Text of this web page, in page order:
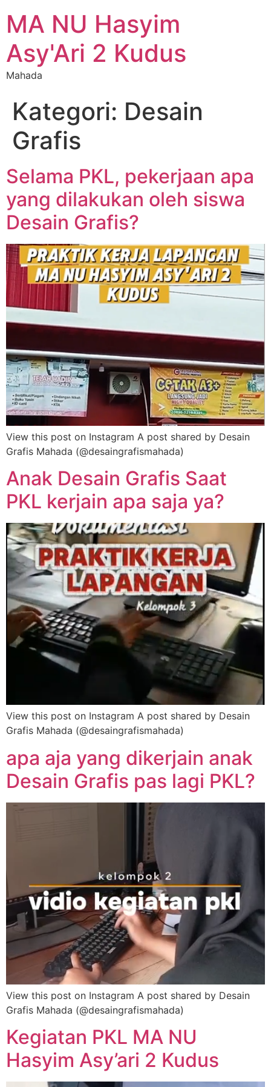
MA NU Hasyim
Asy'Ari 2 Kudus
Mahada
Kategori: Desain
Grafis
Selama PKL, pekerjaan apa
yang dilakukan oleh siswa
Desain Grafis?
View this post on Instagram A post shared by Desain
Grafis Mahada (@desaingrafismahada)
Anak Desain Grafis Saat
PKL kerjain apa saja ya?
View this post on Instagram A post shared by Desain
Grafis Mahada (@desaingrafismahada)
apa aja yang dikerjain anak
Desain Grafis pas lagi PKL?
View this post on Instagram A post shared by Desain
Grafis Mahada (@desaingrafismahada)
Kegiatan PKL MA NU
Hasyim Asy’ari 2 Kudus